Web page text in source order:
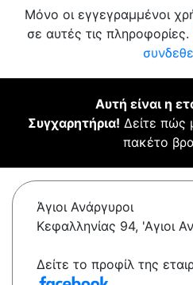
Μόνο οι εγγεγραμμένοι
σε αυτές τις πληροφορίες.
Αυτή είναι η
Συγχαρητήρια! Δείτε πώς
πακέτο
Άγιοι Ανάργυροι
Κεφαλληνίας 94, 'Αγιοι
Δείτε το προφίλ της